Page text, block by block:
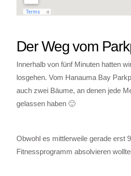
Der Weg vom
Innerhalb von fünf Minuten hatten
losgehen. Vom Hanauma Bay
auch zwei Bäume, an denen jede
gelassen haben 🙂
Obwohl es mittlerweile gerade erst
Fitnessprogramm absolvieren